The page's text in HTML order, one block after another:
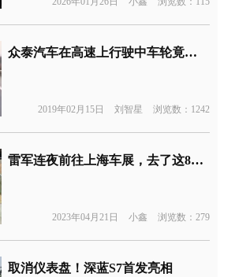
众泰汽车在高速上行驶中车轮竟自己跑了 原因竟是刹车盘出问题
2019年02月15日 刘智星 浏览数：1242
雷军连夜前往上海车展，去了这8家展台
2023年04月21日 小鑫 浏览数：279
取消仪表盘！深蓝S7首发亮相